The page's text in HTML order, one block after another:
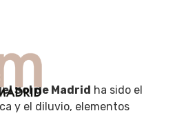
Sol de Madrid ha sido el
y el diluvio, elementos